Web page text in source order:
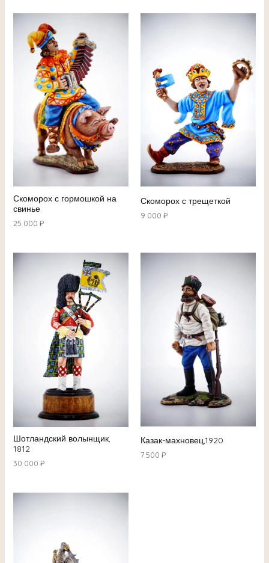
Скоморох с гормошкой на
свинье
25 000 ₽
Скоморох с трещеткой
9 000 ₽
Шотландский волынщик,
1812
30 000 ₽
Казак-махновец,1920
7 500 ₽